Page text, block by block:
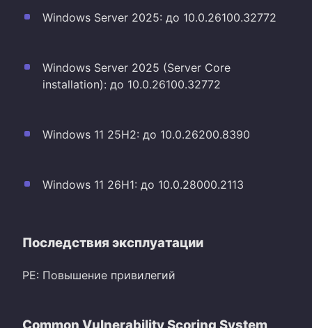
Windows Server 2025: до 10.0.26100.32772
Windows Server 2025 (Server Core
installation): до 10.0.26100.32772
Windows 11 25H2: до 10.0.26200.8390
Windows 11 26H1: до 10.0.28000.2113
Последствия эксплуатации
PE: Повышение привилегий
Common Vulnerability Scoring System